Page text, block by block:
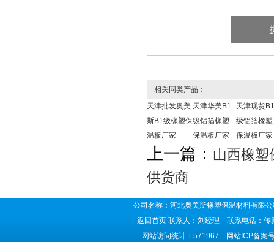
相关同类产品：
天津批发奥美
斯B1级橡塑保
温板厂家
天津华美B1
级铝箔橡塑
保温板厂家
天津现货B1
级铝箔橡塑
保温板厂家
上一篇： 山西橡塑
供货商
公司名称：河北奥美斯橡塑保温材料有
返回首页 联系人：刘经理 联系电话：
网站访问统计：571967 网站ICP备案